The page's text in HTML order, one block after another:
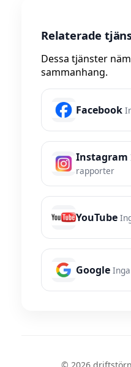
Relaterade
Dessa tjänster
sammanhang.
Facebook
Instagram
rapporter
YouTube
Google